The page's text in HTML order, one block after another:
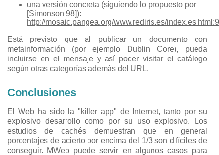
una versión concreta (siguiendo lo propuesto por
[Simonson 98]):
http://mosaic.pangea.org/www.rediris.es/
Está previsto que al publicar un documento con
metainformación (por ejemplo Dublin Core), pueda
incluirse en el mensaje y así poder visitar el catálogo
según otras categorías además del URL.
Conclusiones
El Web ha sido la "killer app" de Internet, tanto por su
explosivo desarrollo como por su uso explosivo. Los
estudios de cachés demuestran que en general
porcentajes de acierto por encima del 1/3 son difíciles de
conseguir. MWeb puede servir en algunos casos para